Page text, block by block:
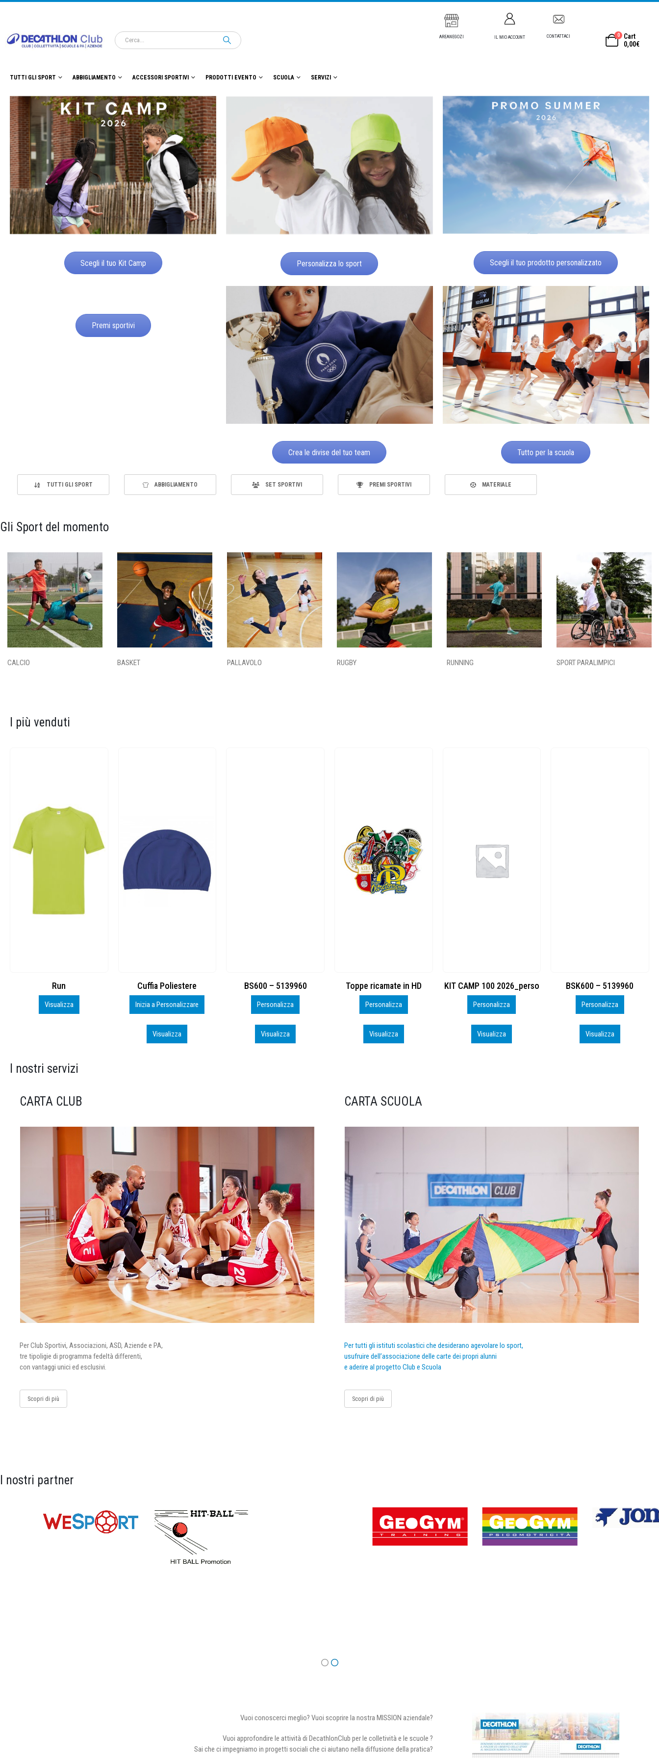
AREANEGOZI IL MIO ACCOUNT CONTATTACI 0
Cart
0,00€
TUTTI GLI SPORT ABBIGLIAMENTO ACCESSORI SPORTIVI PRODOTTI EVENTO SCUOLA SERVIZI
Scegli il tuo Kit Camp Personalizza lo sport Scegli il tuo prodotto personalizzato
Premi sportivi
Crea le divise del tuo team Tutto per la scuola
TUTTI GLI SPORT ABBIGLIAMENTO SET SPORTIVI PREMI SPORTIVI MATERIALE
Gli Sport del momento
CALCIO BASKET PALLAVOLO RUGBY RUNNING SPORT PARALIMPICI
I più venduti
Cuffia Poliestere
Inizia a Personalizzare
BS600 – 5139960
Personalizza
Visualizza
Toppe ricamate in HD
Personalizza
Visualizza
KIT CAMP 100 2026_perso
Personalizza
Visualizza
BSK600 – 5139960
Personalizza
Visualizza
DTF
Personalizza
Visualizza
I nostri servizi
CARTA CLUB
Per Club Sportivi, Associazioni, ASD, Aziende e PA,
tre tipoligie di programma fedeltà differenti,
con vantaggi unici ed esclusivi.
Scopri di più
CARTA SCUOLA
Per tutti gli istituti scolastici che desiderano agevolare lo sport,
usufruire dell’associazione delle carte dei propri alunni
e aderire al progetto Club e Scuola
Scopri di più
I nostri partner
Vuoi conoscerci meglio? Vuoi scoprire la nostra MISSION aziendale?
Vuoi approfondire le attività di DecathlonClub per le colletività e le scuole ?
Sai che ci impegniamo in progetti sociali che ci aiutano nella diffusione della pratica?